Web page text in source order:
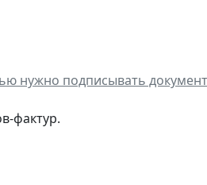
нужно подписывать
фактур.